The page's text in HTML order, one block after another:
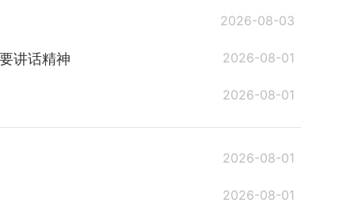
2026-08-03
讲话精神 2026-08-01
2026-08-01
2026-08-01
2026-08-01